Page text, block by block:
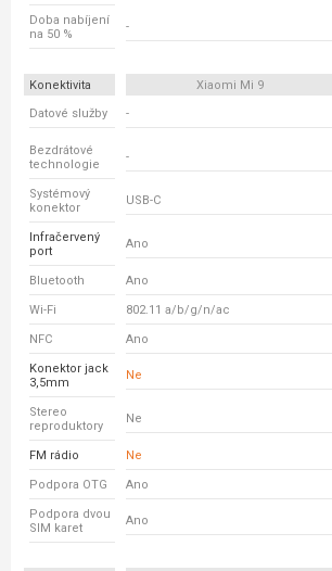
Doba nabíjení
na 50 %
-
Konektivita Xiaomi Mi 9
Datové služby
-
Bezdrátové
technologie
-
Systémový
konektor
USB-C
Infračervený
port
Ano
Bluetooth Ano
Wi-Fi 802.11 a/b/g/n/ac
NFC Ano
Konektor jack
3,5mm
Ne
Stereo
reproduktory
Ne
FM rádio Ne
Podpora OTG Ano
Podpora dvou
SIM karet
Ano